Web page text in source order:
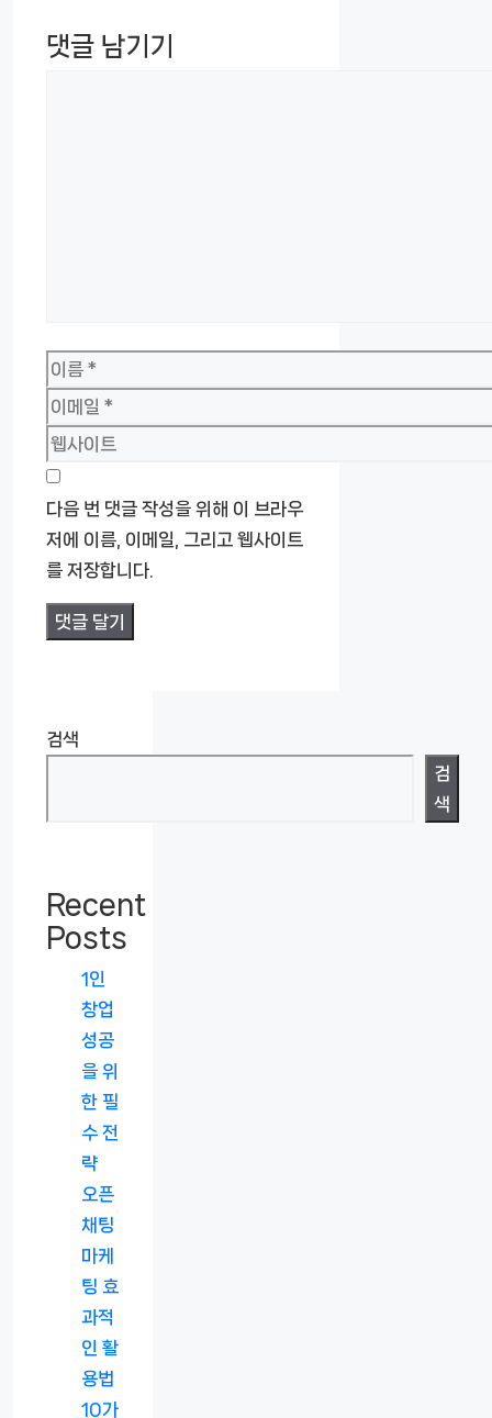
댓글 남기기
이
름
이
메
일
웹
사
이
트
다음 번 댓글 작성을 위해 이 브라우
저에 이름, 이메일, 그리고 웹사이트
를 저장합니다.
검색
검
색
Recent
Posts
1인
창업
성공
을 위
한 필
수 전
략
오픈
채팅
마케
팅 효
과적
인 활
용법
10가